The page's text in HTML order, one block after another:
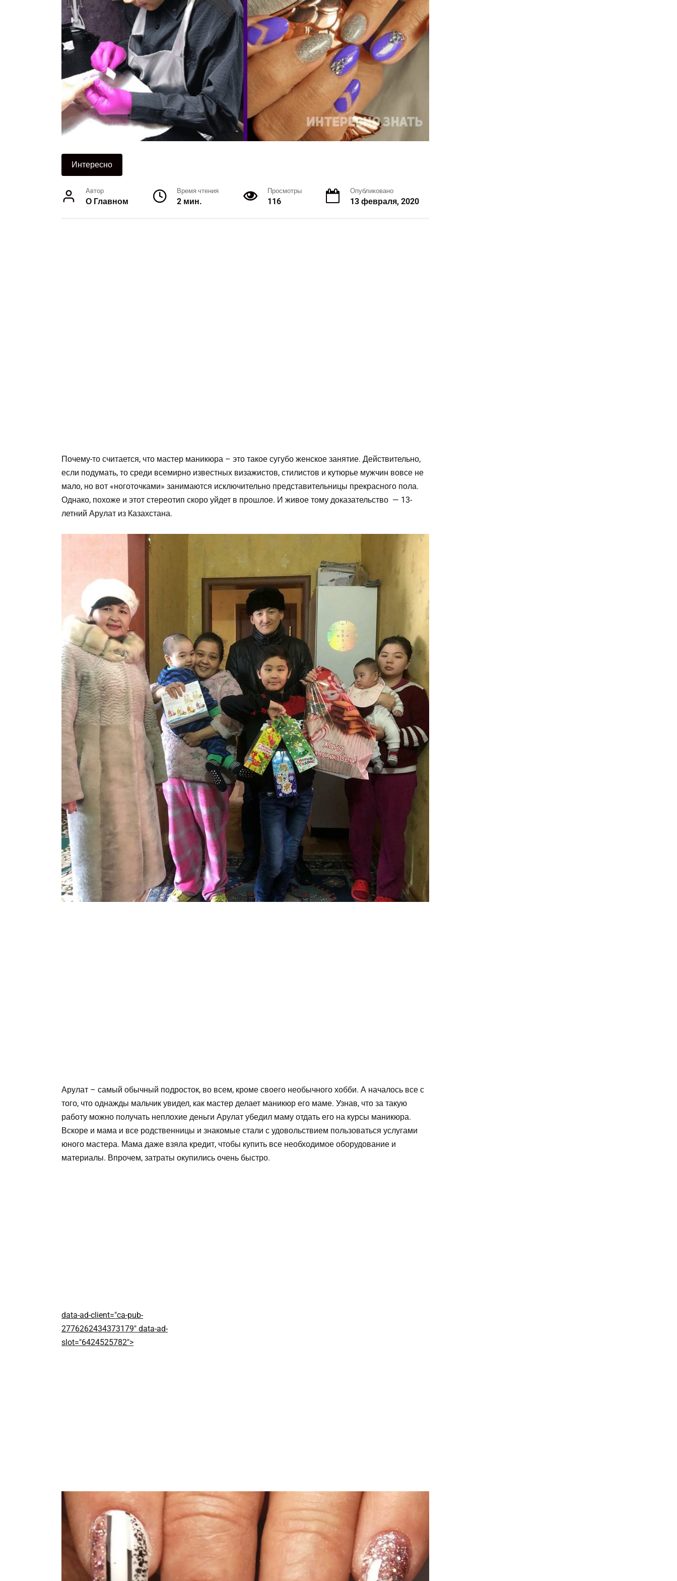
Интересно
Автор
О Главном
Время чтения
2 мин.
Просмотры
116
Опубликовано
13 февраля, 2020
Почему-то считается, что мастер маникюра – это такое сугубо женское занятие. Действительно,
если подумать, то среди всемирно известных визажистов, стилистов и кутюрье мужчин вовсе не
мало, но вот «ноготочками» занимаются исключительно представительницы прекрасного пола.
Однако, похоже и этот стереотип скоро уйдет в прошлое. И живое тому доказательство — 13-
летний Арулат из Казахстана.
Арулат – самый обычный подросток, во всем, кроме своего необычного хобби. А началось все с
того, что однажды мальчик увидел, как мастер делает маникюр его маме. Узнав, что за такую
работу можно получать неплохие деньги Арулат убедил маму отдать его на курсы маникюра.
Вскоре и мама и все родственницы и знакомые стали с удовольствием пользоваться услугами
юного мастера. Мама даже взяла кредит, чтобы купить все необходимое оборудование и
материалы. Впрочем, затраты окупились очень быстро.
data-ad-client="ca-pub-
2776262434373179" data-ad-
slot="6424525782">